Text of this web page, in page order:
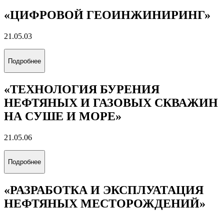
«ЦИФРОВОЙ ГЕОИНЖИНИРИНГ»
21.05.03
Подробнее
«ТЕХНОЛОГИЯ БУРЕНИЯ
НЕФТЯНЫХ И ГАЗОВЫХ СКВАЖИН
НА СУШЕ И МОРЕ»
21.05.06
Подробнее
«РАЗРАБОТКА И ЭКСПЛУАТАЦИЯ
НЕФТЯНЫХ МЕСТОРОЖДЕНИЙ»